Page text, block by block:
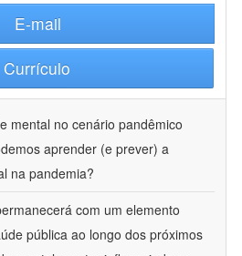
E-mail
Currículo
mental no cenário pandêmico
aprender (e prever) a
na pandemia?
com um elemento
pública ao longo dos próximos